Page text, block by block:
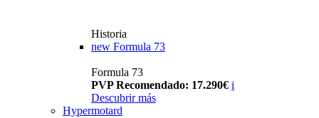
Historia
new Formula 73
Formula 73
PVP Recomendado: 17.290€ i
Descubrir más
Hypermotard